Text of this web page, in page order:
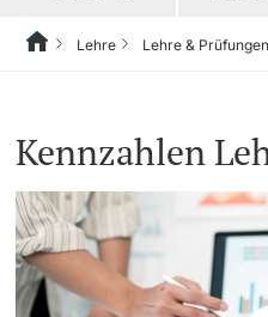
weitere Informationen
Forschung
Lehre
Lehre aktuell
Lehrkultur an der
HomeZurückLehre Lehre &
Kennzahlen